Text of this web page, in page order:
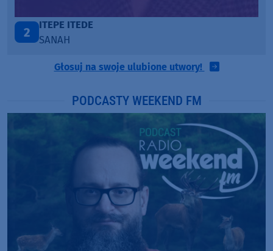
3
ONE CALL AWAY
LOUD LUXURY
Głosuj na swoje ulubione utwory!
PODCASTY WEEKEND FM